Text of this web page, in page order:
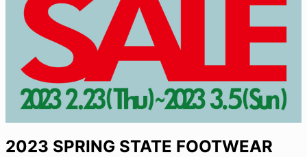
2023 SPRING STATE FOOTWEAR